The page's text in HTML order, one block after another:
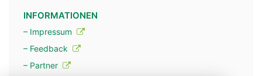
INFORMATIONEN
– Impressum
– Feedback
– Partner